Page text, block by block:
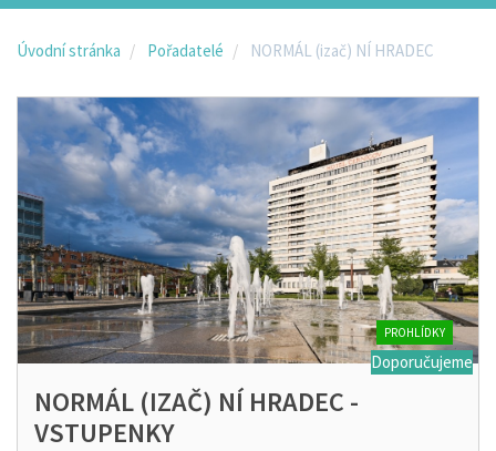
Úvodní stránka Pořadatelé NORMÁL (izač) NÍ HRADEC
NORMÁL (IZAČ) NÍ HRADEC -
VSTUPENKY
PROHLÍDKY
Doporučujeme